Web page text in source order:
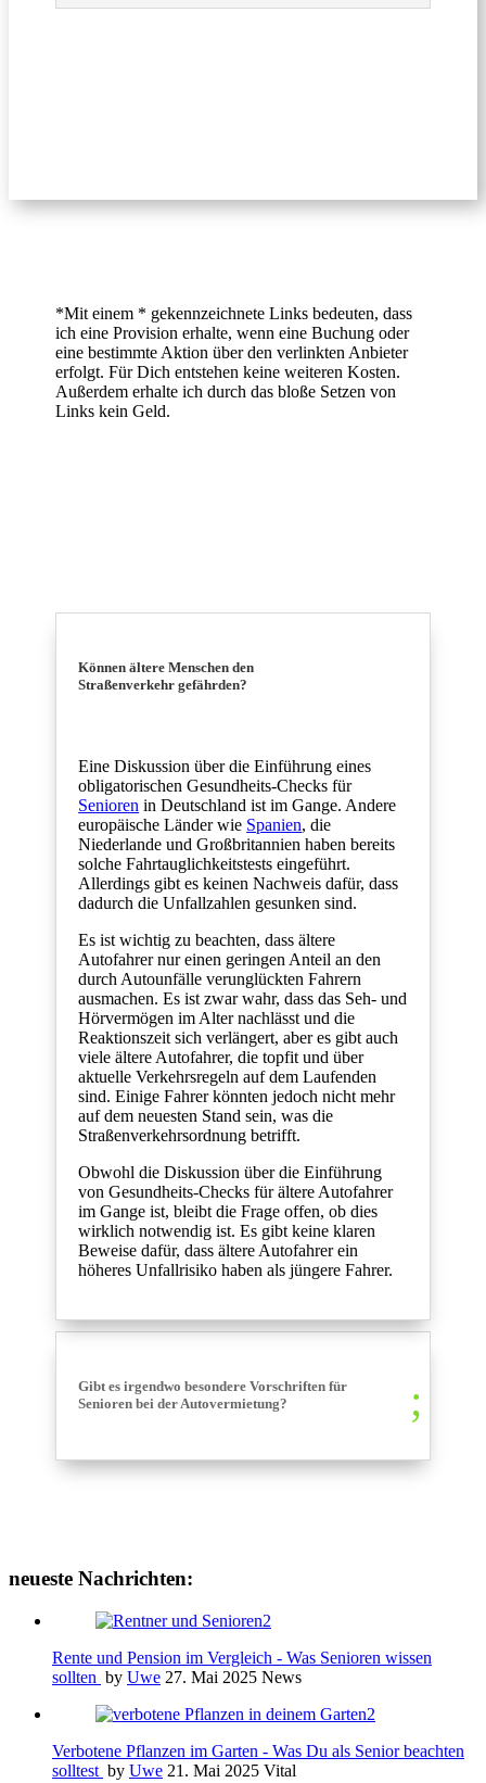
*Mit einem * gekennzeichnete Links bedeuten, dass
ich eine Provision erhalte, wenn eine Buchung oder
eine bestimmte Aktion über den verlinkten Anbieter
erfolgt. Für Dich entstehen keine weiteren Kosten.
Außerdem erhalte ich durch das bloße Setzen von
Links kein Geld.
Können ältere Menschen den
Straßenverkehr gefährden?
Eine Diskussion über die Einführung eines
obligatorischen Gesundheits-Checks für
Senioren in Deutschland ist im Gange. Andere
europäische Länder wie Spanien, die
Niederlande und Großbritannien haben bereits
solche Fahrtauglichkeitstests eingeführt.
Allerdings gibt es keinen Nachweis dafür, dass
dadurch die Unfallzahlen gesunken sind.
Es ist wichtig zu beachten, dass ältere
Autofahrer nur einen geringen Anteil an den
durch Autounfälle verunglückten Fahrern
ausmachen. Es ist zwar wahr, dass das Seh- und
Hörvermögen im Alter nachlässt und die
Reaktionszeit sich verlängert, aber es gibt auch
viele ältere Autofahrer, die topfit und über
aktuelle Verkehrsregeln auf dem Laufenden
sind. Einige Fahrer könnten jedoch nicht mehr
auf dem neuesten Stand sein, was die
Straßenverkehrsordnung betrifft.
Obwohl die Diskussion über die Einführung
von Gesundheits-Checks für ältere Autofahrer
im Gange ist, bleibt die Frage offen, ob dies
wirklich notwendig ist. Es gibt keine klaren
Beweise dafür, dass ältere Autofahrer ein
höheres Unfallrisiko haben als jüngere Fahrer.
Gibt es irgendwo besondere Vorschriften für
Senioren bei der Autovermietung?
neueste Nachrichten:
Rente und Pension im Vergleich - Was Senioren wissen
sollten by Uwe 27. Mai 2025 News
Verbotene Pflanzen im Garten - Was Du als Senior beachten
solltest by Uwe 21. Mai 2025 Vital